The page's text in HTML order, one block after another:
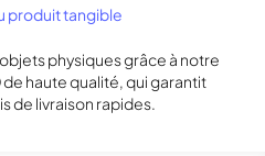
produit tangible
physiques grâce à notre
haute qualité, qui garantit
de livraison rapides.